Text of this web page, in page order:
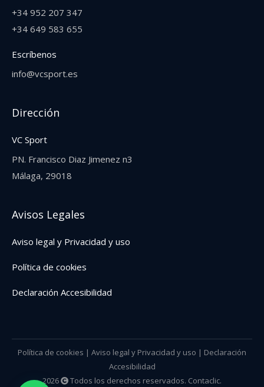
+34 952 207 347
+34 649 583 655‬
Escríbenos
info@vcsport.es
Dirección
VC Sport
PN. Francisco Diaz Jimenez n3
Málaga, 29018
Avisos Legales
Aviso legal y Privacidad y uso
Política de cookies
Declaración Accesibilidad
Política de cookies | Aviso legal y Privacidad y uso | Declaración
Accesibilidad
2026
Todos los derechos reservados. Contaclic.